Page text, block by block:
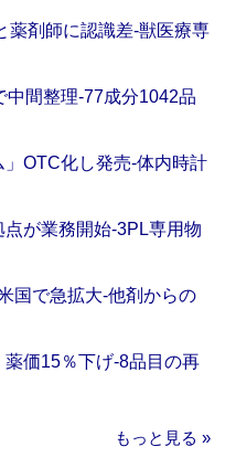
薬剤師に認識差‐獣医療専
中間整理‐77成分1042品
」OTC化し発売‐体内時計
が業務開始‐3PL専用物
国で急拡大‐他剤からの
薬価15％下げ‐8品目の再
もっと見る »